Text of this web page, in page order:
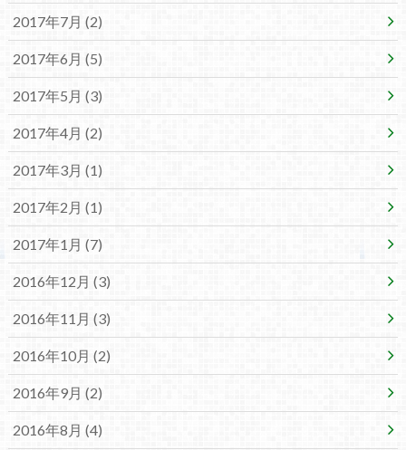
2017年7月 (2)
2017年6月 (5)
2017年5月 (3)
2017年4月 (2)
2017年3月 (1)
2017年2月 (1)
2017年1月 (7)
2016年12月 (3)
2016年11月 (3)
2016年10月 (2)
2016年9月 (2)
2016年8月 (4)